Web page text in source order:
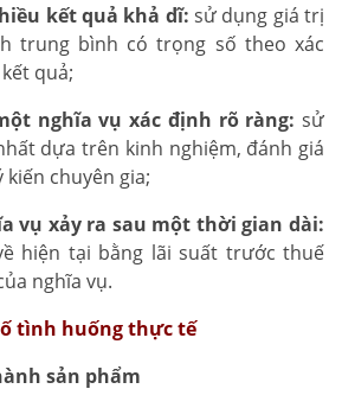
kết quả khả dĩ: sử dụng giá trị
trung bình có trọng số theo xác
quả;
nghĩa vụ xác định rõ ràng: sử
dựa trên kinh nghiệm, đánh giá
chuyên gia;
vụ xảy ra sau một thời gian dài:
hiện tại bằng lãi suất trước thuế
nghĩa vụ.
tình huống thực tế
sản phẩm